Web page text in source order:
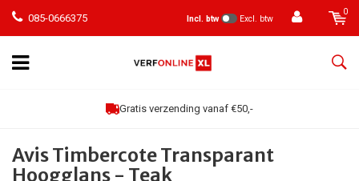
085-0666375 Incl. btw Excl. btw
0
Gratis verzending vanaf €50,-
Avis Timbercote Transparant
Hoogglans - Teak